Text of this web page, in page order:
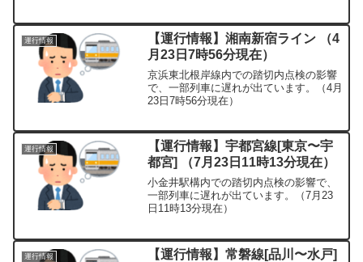
運行情報
【運行情報】湘南新宿ライン （4
月23日7時56分現在）
京浜東北根岸線内での踏切内点検の影響
で、一部列車に遅れが出ています。（4月
23日7時56分現在）
運行情報
【運行情報】宇都宮線[東京〜宇
都宮] （7月23日11時13分現在）
小金井駅構内での踏切内点検の影響で、
一部列車に遅れが出ています。（7月23
日11時13分現在）
運行情報
【運行情報】常磐線[品川〜水戸]